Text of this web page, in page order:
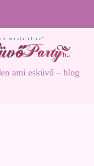
ami esküvő – blog